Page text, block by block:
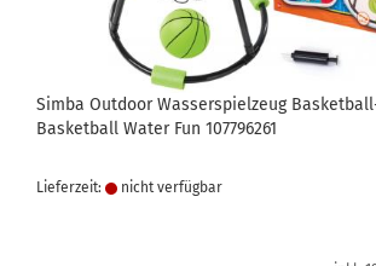
Simba Outdoor Wasserspielzeug
Basketball Water Fun 107796261
Lieferzeit: nicht verfügbar